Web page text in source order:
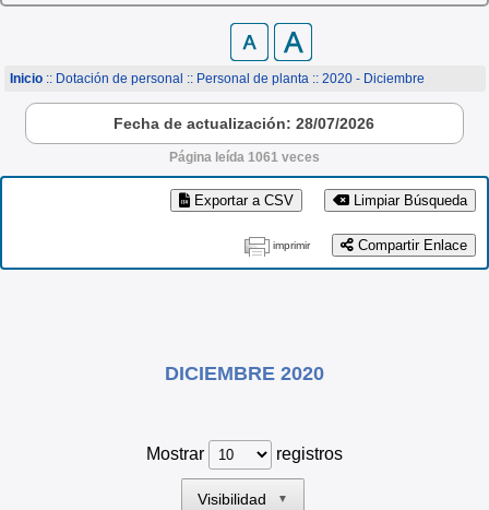
Inicio :: Dotación de personal :: Personal de planta :: 2020 - Diciembre
Fecha de actualización: 28/07/2026
Página leída 1061 veces
Limpiar Búsqueda
Exportar a CSV
Compartir Enlace
imprimir
DICIEMBRE 2020
Mostrar registros
Visibilidad ▼